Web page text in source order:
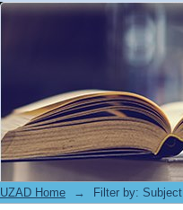
Filter by: Subject
UZAD Home → Filter by: Subject